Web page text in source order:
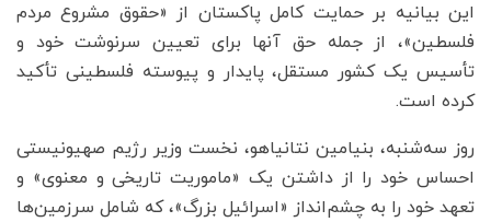
این بیانیه بر حمایت کامل پاکستان از «حقوق مشروع مردم
فلسطین»، از جمله حق آنها برای تعیین سرنوشت خود و
تأسیس یک کشور مستقل، پایدار و پیوسته فلسطینی تأکید
کرده است.
روز سه‌شنبه، بنیامین نتانیاهو، نخست وزیر رژیم صهیونیستی
احساس خود را از داشتن یک «ماموریت تاریخی و معنوی» و
تعهد خود را به چشم‌انداز «اسرائیل بزرگ»، که شامل سرزمین‌ها